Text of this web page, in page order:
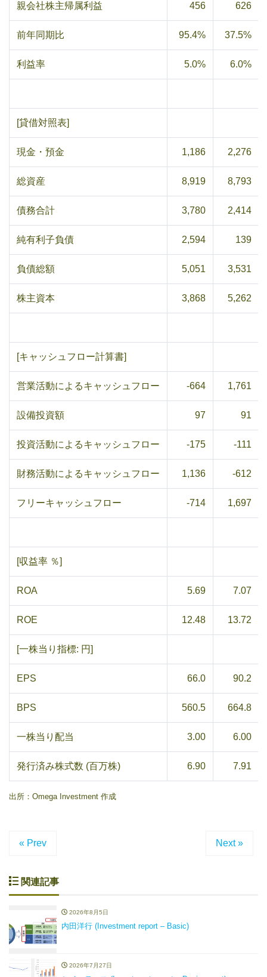
親会社株主帰属利益 456 626
前年同期比 95.4% 37.5%
利益率 5.0% 6.0%
[貸借対照表]
現金・預金 1,186 2,276
総資産 8,919 8,793
債務合計 3,780 2,414
純有利子負債 2,594 139
負債総額 5,051 3,531
株主資本 3,868 5,262
[キャッシュフロー計算書]
営業活動によるキャッシュフロー -664 1,761
設備投資額 97 91
投資活動によるキャッシュフロー -175 -111
財務活動によるキャッシュフロー 1,136 -612
フリーキャッシュフロー -714 1,697
[収益率 ％]
ROA 5.69 7.07
ROE 12.48 13.72
[一株当り指標: 円]
EPS 66.0 90.2
BPS 560.5 664.8
一株当り配当 3.00 6.00
発行済み株式数 (百万株) 6.90 7.91
出所：Omega Investment 作成
« Prev Next »
関連記事
2026年8月5日
内田洋行 (Investment report – Basic)
2026年7月27日